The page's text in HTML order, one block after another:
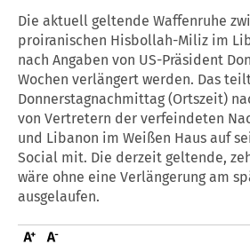
Die aktuell geltende Waffenruhe
proiranischen Hisbollah-Miliz im
nach Angaben von US-Präsident
Wochen verlängert werden. Das
Donnerstagnachmittag (Ortszeit)
von Vertretern der verfeindeten
und Libanon im Weißen Haus auf
Social mit. Die derzeit geltende,
wäre ohne eine Verlängerung am
ausgelaufen.